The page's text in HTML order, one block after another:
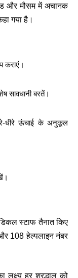
और मौसम में अचानक
गया है।
कराएं।
सावधानी बरतें।
धीरे ऊंचाई के अनुकूल
स्टाफ तैनात किए
108 हेल्पलाइन नंबर
लक्ष्य हर श्रद्धालु को